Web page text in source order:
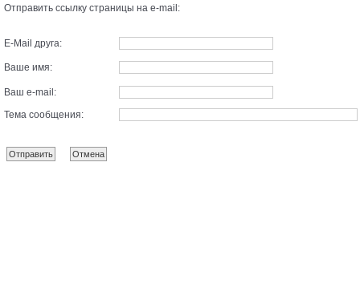
Отправить ссылку страницы на e-mail:
E-Mail друга:
Ваше имя:
Ваш e-mail:
Тема сообщения: